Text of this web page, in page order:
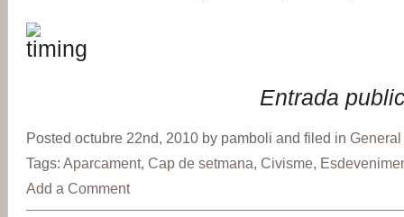
Entrada
Posted octubre 22nd, 2010 by pamboli and filed in General
Tags: Aparcament, Cap de setmana Civisme
Add a Comment